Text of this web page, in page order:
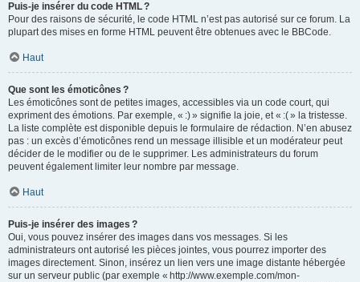
Puis-je insérer du code HTML ?
Pour des raisons de sécurité, le code HTML n’est pas autorisé sur ce forum. La
plupart des mises en forme HTML peuvent être obtenues avec le BBCode.
Haut
Que sont les émoticônes ?
Les émoticônes sont de petites images, accessibles via un code court, qui
expriment des émotions. Par exemple, « :) » signifie la joie, et « :( » la tristesse.
La liste complète est disponible depuis le formulaire de rédaction. N’en abusez
pas : un excès d’émoticônes rend un message illisible et un modérateur peut
décider de le modifier ou de le supprimer. Les administrateurs du forum
peuvent également limiter leur nombre par message.
Haut
Puis-je insérer des images ?
Oui, vous pouvez insérer des images dans vos messages. Si les
administrateurs ont autorisé les pièces jointes, vous pourrez importer des
images directement. Sinon, insérez un lien vers une image distante hébergée
sur un serveur public (par exemple « http://www.exemple.com/mon-